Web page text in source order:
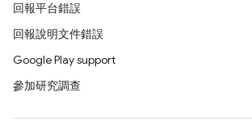
回報平台錯誤
回報說明文件錯誤
Google Play support
參加研究調查